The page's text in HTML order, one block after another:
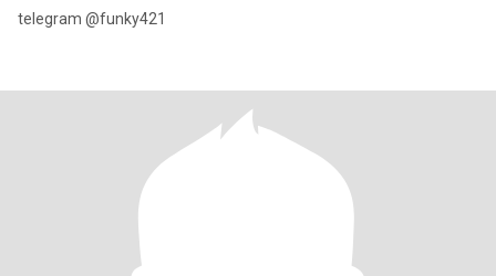
telegram @funky421